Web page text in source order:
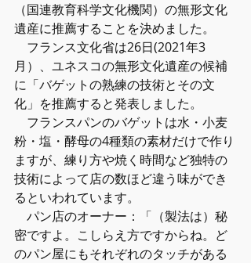
（国連教育科学文化機関）の無形文化
遺産に推薦することを決めました。
フランス文化省は26日(2021年3
月）、ユネスコの無形文化遺産の候補
に「バゲットの熟練の技術とその文
化」を推薦すると発表しました。
フランスパンのバゲットは水・小麦
粉・塩・酵母の4種類の素材だけで作り
ますが、練り方や焼く時間など独特の
技術によって店の数ほど違う味ができ
るといわれています。
パン店のオーナー：「（製法は）秘
密ですよ。こしらえ方ですからね。ど
のパン屋にもそれぞれのタッチがある